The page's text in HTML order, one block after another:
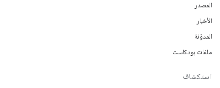
المصدر
الأخبار
المدوّنة
ملفات بودكاست
استكشاف